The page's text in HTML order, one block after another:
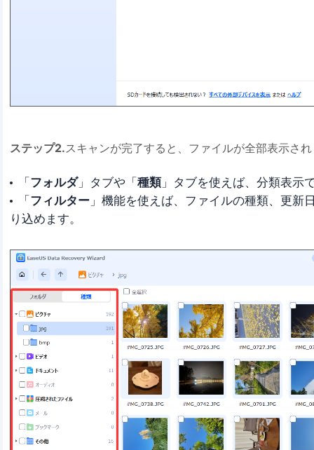
ステップ2.スキャンが完了すると、ファイルが全部表示さ
「 フォルダ」タブや「 種類」タブを使えば、分類表示
「 フィルター」機能を使えば、ファイルの種類、更新
り込めます。